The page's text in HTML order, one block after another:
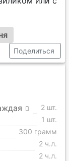
Поделиться
2 шт.
1 шт.
300 грамм
2 ч.л.
2 ч.л.